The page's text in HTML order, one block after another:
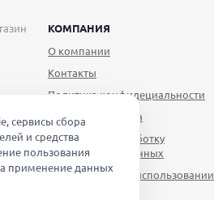
КОМПАНИЯ
О компании
Контакты
Политика конфидециальности
Публичная оферта
Согласие на обработку
персональных данных
Уведомление об использовании
сервисы сбора
и средства
пользования
применение данных